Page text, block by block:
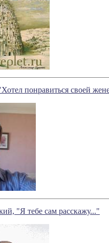
понравиться своей
"Я тебе сам расскажу..."